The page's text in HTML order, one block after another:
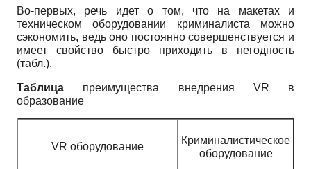
Во-первых, речь идет о том, что на макетах и
техническом оборудовании криминалиста можно
сэкономить, ведь оно постоянно совершенствуется и
имеет свойство быстро приходить в негодность
(табл.).
Таблица преимущества внедрения VR в
образование
VR оборудование
Криминалистическое
оборудование